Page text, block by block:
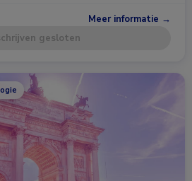
Meer informatie →
gesloten